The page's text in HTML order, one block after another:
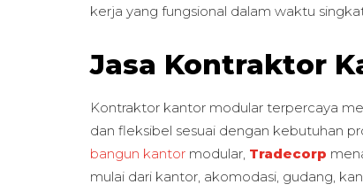
kerja yang fungsional dalam waktu
Jasa Kontraktor
Kontraktor kantor modular terpercaya
dan fleksibel sesuai dengan kebutuhan
bangun kantor modular, Tradecorp
mulai dari kantor, akomodasi, gudang,